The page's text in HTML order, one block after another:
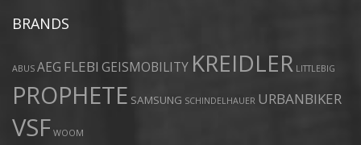
BRANDS
ABUS AEG FLEBI GEISMOBILITY KREIDLER LITTLEBIG
PROPHETE SAMSUNG SCHINDELHAUER URBANBIKER
VSF WOOM